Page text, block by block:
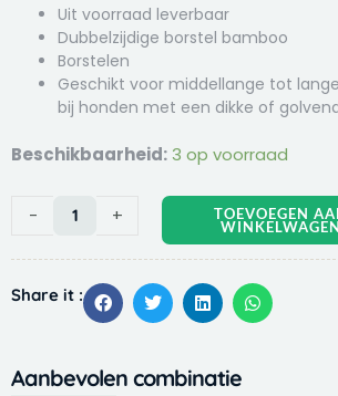
Uit voorraad leverbaar
Dubbelzijdige borstel bamboo
Borstelen
Geschikt voor middellange tot
bij honden met een dikke of
Beschikbaarheid:3 op voorraad
-
BeauBeau
bamboo
aantal
+ TOEVOEGEN
WINKELWAGEN
Share it :
Aanbevolen combinatie